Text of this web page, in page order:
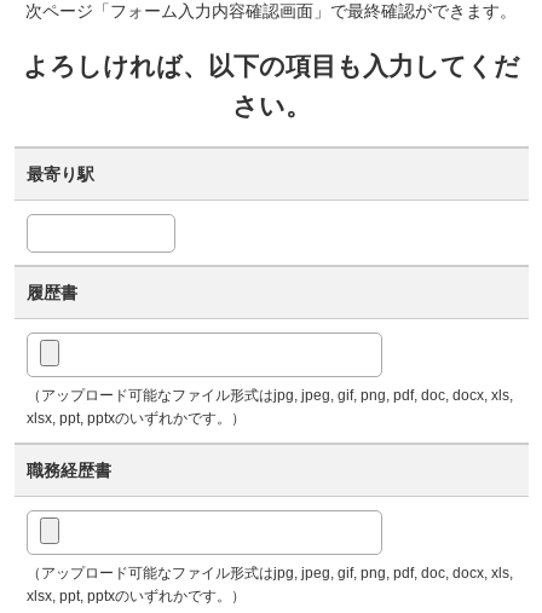
次ページ「フォーム入力内容確認画面」で最終確認ができます。
よろしければ、以下の項目も入力してくだ
さい。
最寄り駅
履歴書
（アップロード可能なファイル形式はjpg, jpeg, gif, png, pdf, doc, docx, xls,
xlsx, ppt, pptxのいずれかです。）
職務経歴書
（アップロード可能なファイル形式はjpg, jpeg, gif, png, pdf, doc, docx, xls,
xlsx, ppt, pptxのいずれかです。）